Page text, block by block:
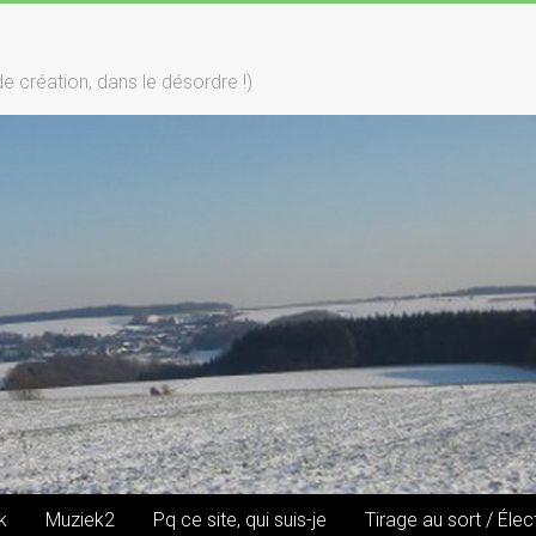
création, dans le désordre !)
Muziek2 Pq ce site, qui suis-je Tirage au sort /